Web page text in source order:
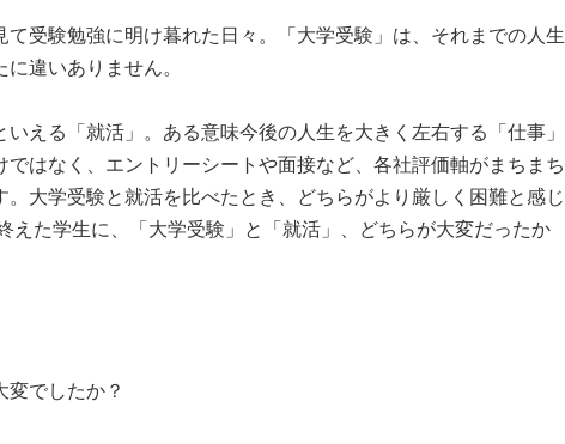
て受験勉強に明け暮れた日々。「大学受験」は、それまでの人生
違いありません。
える「就活」。ある意味今後の人生を大きく左右する「仕事」
はなく、エントリーシートや面接など、各社評価軸がまちまち
。大学受験と就活を比べたとき、どちらがより厳しく困難と感じ
えた学生に、「大学受験」と「就活」、どちらが大変だったか
変でしたか？